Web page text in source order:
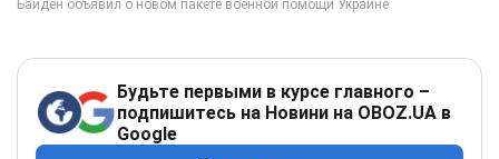
Будьте первыми в курсе главного –
подпишитесь на Новини на OBOZ.UA в
Google